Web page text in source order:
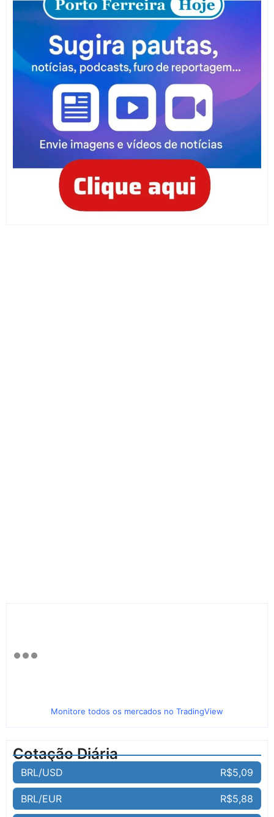
Monitore todos os mercados no TradingView
Cotação Diária
BRL/USD R$5,09
BRL/EUR R$5,88